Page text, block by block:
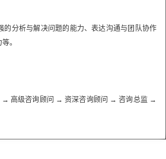
的分析与解决问题的能力、表达沟通与团队协作
。
→ 高级咨询顾问 → 资深咨询顾问 → 咨询总监 →